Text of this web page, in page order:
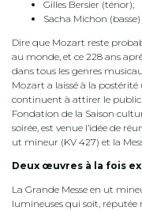
Gilles Bersier (ténor);
Sacha Michon (basse)
Dire que Mozart reste
au monde, et ce 228 ans
dans tous les genres
Mozart a laissé à la
continuent à attirer le
Fondation de la Saison
soirée, est venue l’idée de
ut mineur (KV 427) et la
Deux œuvres à la fois
La Grande Messe en ut
lumineuses qui soit,